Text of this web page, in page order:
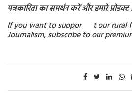
पत्रकारिता का समर्थन करें और हमारे
If you want to suppor t our rural
Journalism, subscribe to our